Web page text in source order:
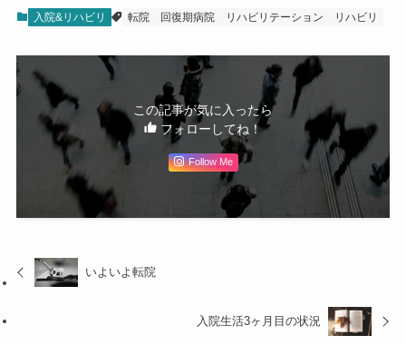
入院&リハビリ 転院 回復期病院 リハビリテーション リハビリ
この記事が気に入ったら
フォローしてね！
Follow Me
いよいよ転院
入院生活3ヶ月目の状況